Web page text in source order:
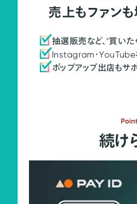
売上もファン
抽選販売など、"買いた
Instagram・YouTube
ポップアップ出店もサポ
続け